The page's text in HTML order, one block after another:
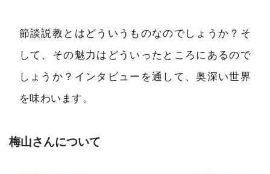
節談説教とはどういうものなのでしょうか？そ
して、その魅力はどういったところにあるので
しょうか？インタビューを通して、奥深い世界
を味わいます。
梅山さんについて